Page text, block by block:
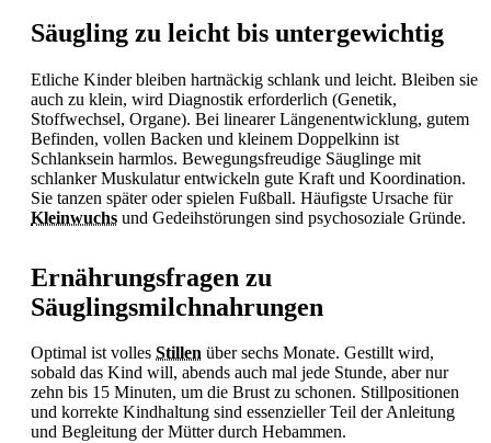
Säugling zu leicht bis untergewichtig
Etliche Kinder bleiben hartnäckig schlank und leicht. Bleiben sie
auch zu klein, wird Diagnostik erforderlich (Genetik,
Stoffwechsel, Organe). Bei linearer Längenentwicklung, gutem
Befinden, vollen Backen und kleinem Doppelkinn ist
Schlanksein harmlos. Bewegungsfreudige Säuglinge mit
schlanker Muskulatur entwickeln gute Kraft und Koordination.
Sie tanzen später oder spielen Fußball. Häufigste Ursache für
Kleinwuchs und Gedeihstörungen sind psychosoziale Gründe.
Ernährungsfragen zu
Säuglingsmilchnahrungen
Optimal ist volles Stillen über sechs Monate. Gestillt wird,
sobald das Kind will, abends auch mal jede Stunde, aber nur
zehn bis 15 Minuten, um die Brust zu schonen. Stillpositionen
und korrekte Kindhaltung sind essenzieller Teil der Anleitung
und Begleitung der Mütter durch Hebammen.